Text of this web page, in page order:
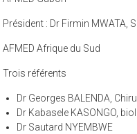
Président : Dr Firmin MWATA,
AFMED Afrique du Sud
Trois référents
Dr Georges BALENDA,
Dr Kabasele KASONGO,
Dr Sautard NYEMBWE